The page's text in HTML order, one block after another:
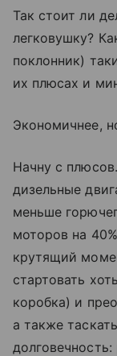
Так стоит ли
легковушку?
поклонник)
их плюсах и
Экономичнее,
Начну с
дизельные
меньше
моторов на
крутящий
стартовать
коробка) и
а также